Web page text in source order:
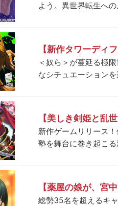
よう。異世界転生へ
【新作タワーディ
＜奴ら＞が蔓延る極
なシチュエーションを
【美しき剣姫と乱
新作ゲームリリース
塾を舞台に巻き起こる
【薬屋の娘が、宮
総勢35名を超えるキ